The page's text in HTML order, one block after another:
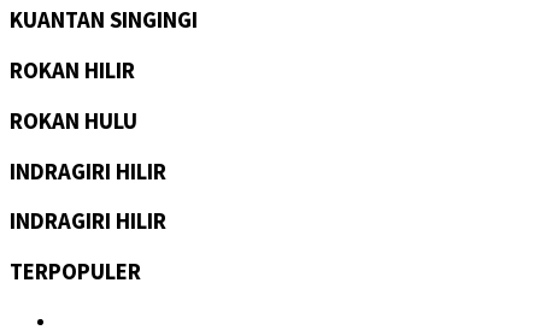
KUANTAN SINGINGI
ROKAN HILIR
ROKAN HULU
INDRAGIRI HILIR
INDRAGIRI HILIR
TERPOPULER